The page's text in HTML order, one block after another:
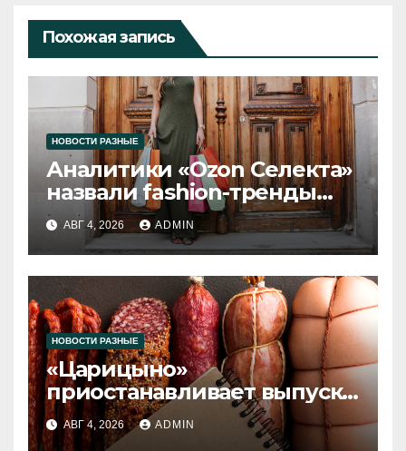
Похожая запись
НОВОСТИ РАЗНЫЕ
Аналитики «Ozon Селекта»
назвали fashion-тренды
2026 года
АВГ 4, 2026 ADMIN
НОВОСТИ РАЗНЫЕ
«Царицыно»
приостанавливает выпуск
продукции
АВГ 4, 2026 ADMIN